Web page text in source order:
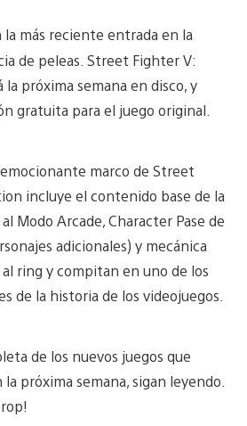
la más reciente entrada en la
de peleas. Street Fighter V:
próxima semana en disco, y
gratuita para el juego original.
marco de Street
incluye el contenido base de la
Modo Arcade, Character Pase de
adicionales) y mecánica
ring y compitan en uno de los
de la historia de los videojuegos.
de los nuevos juegos que
próxima semana, sigan leyendo.